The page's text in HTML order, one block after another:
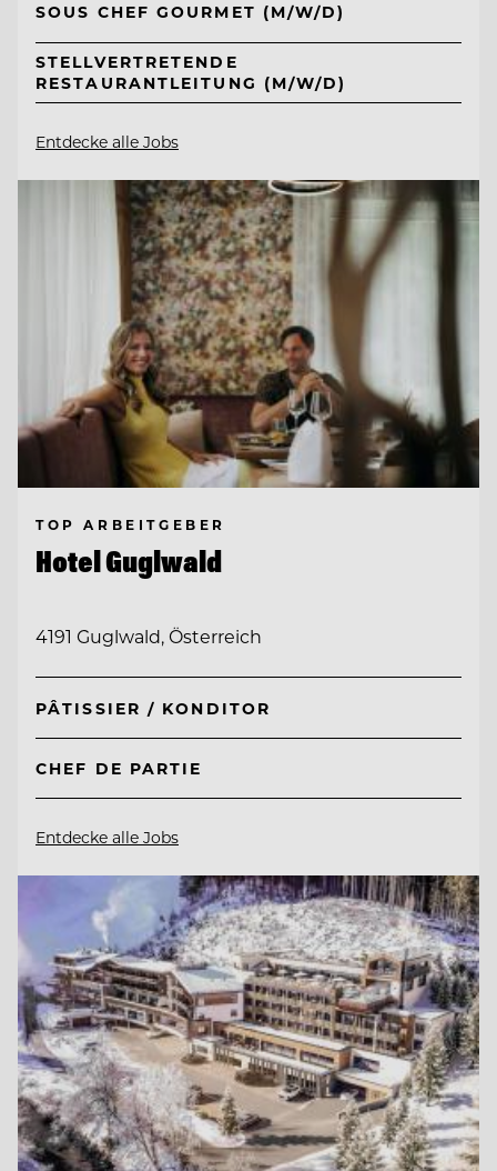
SOUS CHEF GOURMET (M/W/D)
STELLVERTRETENDE
RESTAURANTLEITUNG (M/W/D)
Entdecke alle Jobs
TOP ARBEITGEBER
Hotel Guglwald
4191 Guglwald, Österreich
PÂTISSIER / KONDITOR
CHEF DE PARTIE
Entdecke alle Jobs